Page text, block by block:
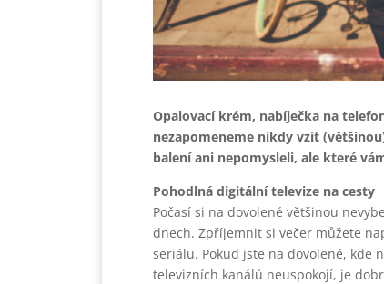
Opalovací krém, nabíječka na
nezapomeneme nikdy vzít
balení ani nepomysleli, ale které
Pohodlná digitální televize na cesty
Počasí si na dovolené většinou
dnech. Zpříjemnit si večer můžete
seriálu. Pokud jste na dovolené, kde
televizních kanálů neuspokojí, je